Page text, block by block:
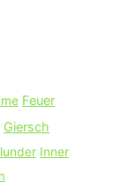
Feuer
Giersch
Inner